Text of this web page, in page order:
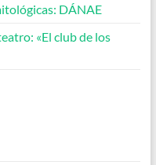
DÁNAE
«El club de los